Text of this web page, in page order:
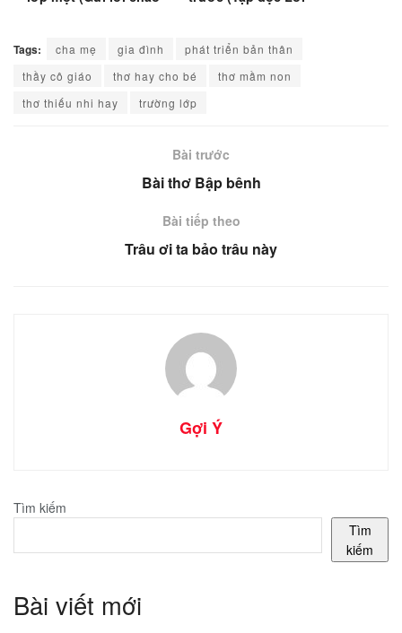
Tags: cha mẹ gia đình
phát triển bản thân
thầy cô giáo
thơ hay cho bé
thơ mầm non
thơ thiếu nhi hay
trường lớp
Bài trước
Bài thơ Bập bênh
Bài tiếp theo
Trâu ơi ta bảo trâu này
Gợi Ý
Tìm kiếm
Tìm
kiếm
Bài viết mới